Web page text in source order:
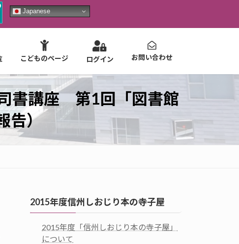
Japanese
こどものページ ログイン お問い合わせ
書講座 第1回「図書館
告）
2015年度信州しおじり本の寺子屋
2015年度「信州しおじり本の寺子屋」
について